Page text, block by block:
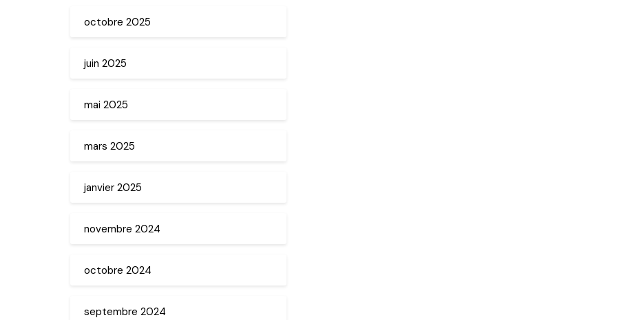
octobre 2025
juin 2025
mai 2025
mars 2025
janvier 2025
novembre 2024
octobre 2024
septembre 2024